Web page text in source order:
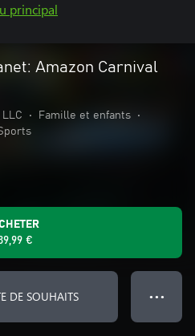
principal
Amazon Carnival
• Famille et enfants
•
€
DE SOUHAITS ● ● ●